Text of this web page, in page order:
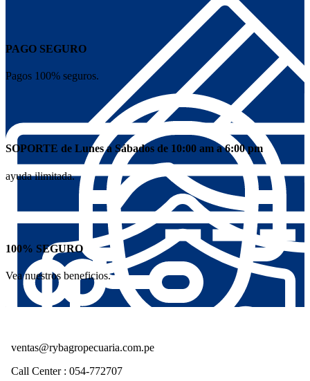
PAGO SEGURO
Pagos 100% seguros.
SOPORTE de Lunes a Sábados de 10:00 am a 6:00 pm
ayuda ilimitada.
100% SEGURO
Vea nuestros beneficios.
ventas@rybagropecuaria.com.pe
Call Center : 054-772707